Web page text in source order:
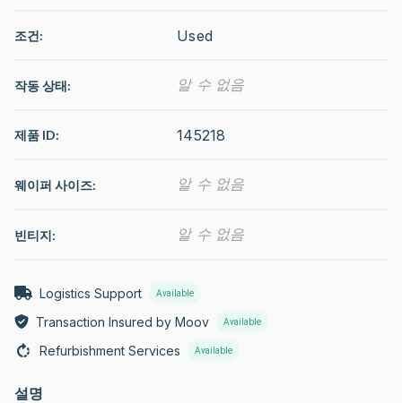
조건: Used
작동 상태: 알 수 없음
제품 ID: 145218
웨이퍼 사이즈: 알 수 없음
빈티지: 알 수 없음
Logistics Support Available
Transaction Insured by Moov Available
Refurbishment Services Available
설명